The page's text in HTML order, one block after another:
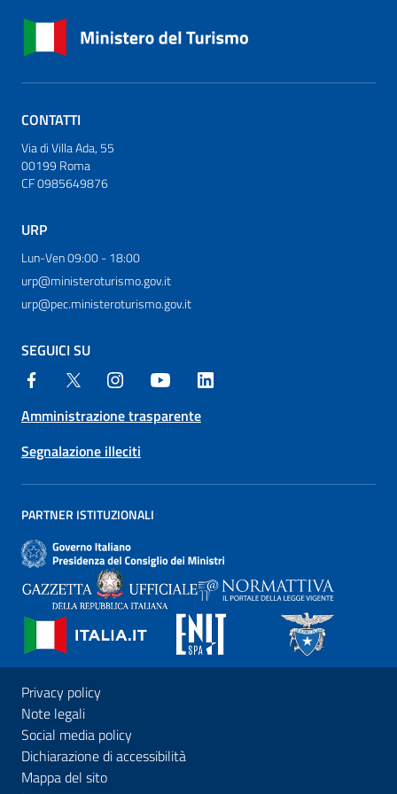
CONTATTI
Via di Villa Ada, 55
00199 Roma
CF 0985649876
URP
Lun-Ven 09:00 - 18:00
urp@ministeroturismo.gov.it
urp@pec.ministeroturismo.gov.it
SEGUICI SU
Amministrazione trasparente
Segnalazione illeciti
PARTNER ISTITUZIONALI
Privacy policy
Note legali
Social media policy
Dichiarazione di accessibilità
Mappa del sito